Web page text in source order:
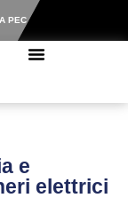
PEC
e
elettrici